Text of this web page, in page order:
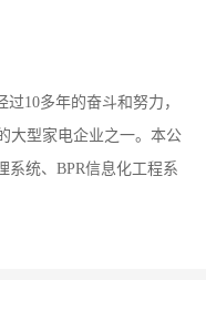
10多年的奋斗和努力，
大型家电企业之一。本公
系统、BPR信息化工程系